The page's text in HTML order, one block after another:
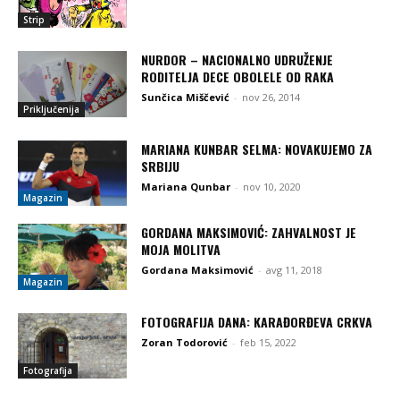
Strip
Priključenija
NURDOR – NACIONALNO UDRUŽENJE
RODITELJA DECE OBOLELE OD RAKA
Sunčica Miščević - nov 26, 2014
Magazin
MARIANA KUNBAR SELMA: NOVAKUJEMO ZA
SRBIJU
Mariana Qunbar - nov 10, 2020
Magazin
GORDANA MAKSIMOVIĆ: ZAHVALNOST JE
MOJA MOLITVA
Gordana Maksimović - avg 11, 2018
Fotografija
FOTOGRAFIJA DANA: KARAĐORĐEVA CRKVA
Zoran Todorović - feb 15, 2022